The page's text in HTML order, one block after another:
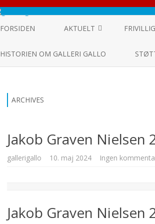
FORSIDEN AKTUELT
UDSTILLINGER
FRIVILLIG
HISTORIEN OM GALLERI GALLO
ARCHIVES
Jakob Graven Nielsen
gallerigallo 10. maj 2024 Ingen
Jakob Graven Nielsen